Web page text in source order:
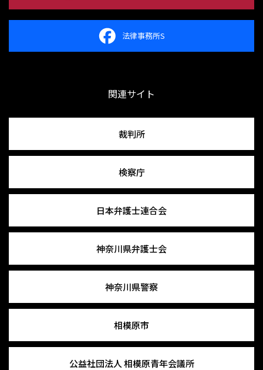
法律事務所S
関連サイト
裁判所
検察庁
日本弁護士連合会
神奈川県弁護士会
神奈川県警察
相模原市
公益社団法人 相模原青年会議所